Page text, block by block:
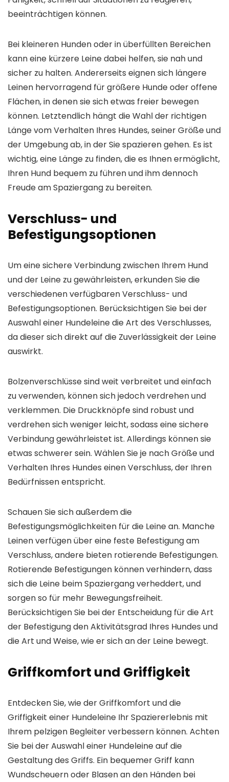
beeinträchtigen können.
Bei kleineren Hunden oder in überfüllten Bereichen
kann eine kürzere Leine dabei helfen, sie nah und
sicher zu halten. Andererseits eignen sich längere
Leinen hervorragend für größere Hunde oder offene
Flächen, in denen sie sich etwas freier bewegen
können. Letztendlich hängt die Wahl der richtigen
Länge vom Verhalten Ihres Hundes, seiner Größe und
der Umgebung ab, in der Sie spazieren gehen. Es ist
wichtig, eine Länge zu finden, die es Ihnen ermöglicht,
Ihren Hund bequem zu führen und ihm dennoch
Freude am Spaziergang zu bereiten.
Verschluss- und
Befestigungsoptionen
Um eine sichere Verbindung zwischen Ihrem Hund
und der Leine zu gewährleisten, erkunden Sie die
verschiedenen verfügbaren Verschluss- und
Befestigungsoptionen. Berücksichtigen Sie bei der
Auswahl einer Hundeleine die Art des Verschlusses,
da dieser sich direkt auf die Zuverlässigkeit der Leine
auswirkt.
Bolzenverschlüsse sind weit verbreitet und einfach
zu verwenden, können sich jedoch verdrehen und
verklemmen. Die Druckknöpfe sind robust und
verdrehen sich weniger leicht, sodass eine sichere
Verbindung gewährleistet ist. Allerdings können sie
etwas schwerer sein. Wählen Sie je nach Größe und
Verhalten Ihres Hundes einen Verschluss, der Ihren
Bedürfnissen entspricht.
Schauen Sie sich außerdem die
Befestigungsmöglichkeiten für die Leine an. Manche
Leinen verfügen über eine feste Befestigung am
Verschluss, andere bieten rotierende Befestigungen.
Rotierende Befestigungen können verhindern, dass
sich die Leine beim Spaziergang verheddert, und
sorgen so für mehr Bewegungsfreiheit.
Berücksichtigen Sie bei der Entscheidung für die Art
der Befestigung den Aktivitätsgrad Ihres Hundes und
die Art und Weise, wie er sich an der Leine bewegt.
Griffkomfort und Griffigkeit
Entdecken Sie, wie der Griffkomfort und die
Griffigkeit einer Hundeleine Ihr Spaziererlebnis mit
Ihrem pelzigen Begleiter verbessern können. Achten
Sie bei der Auswahl einer Hundeleine auf die
Gestaltung des Griffs. Ein bequemer Griff kann
Wundscheuern oder Blasen an den Händen bei